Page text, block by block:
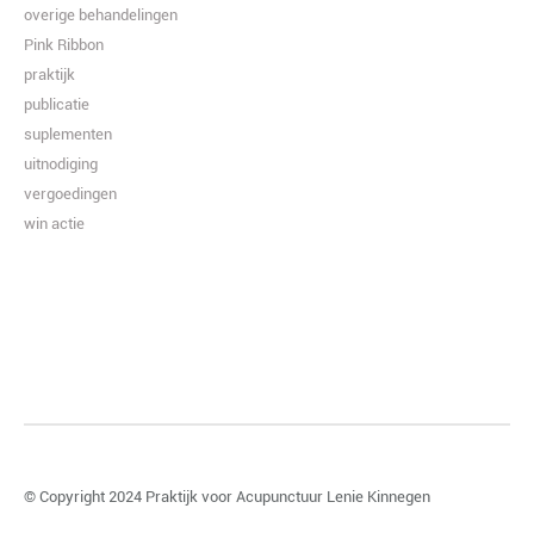
overige behandelingen
Pink Ribbon
praktijk
publicatie
suplementen
uitnodiging
vergoedingen
win actie
© Copyright 2024 Praktijk voor Acupunctuur Lenie Kinnegen